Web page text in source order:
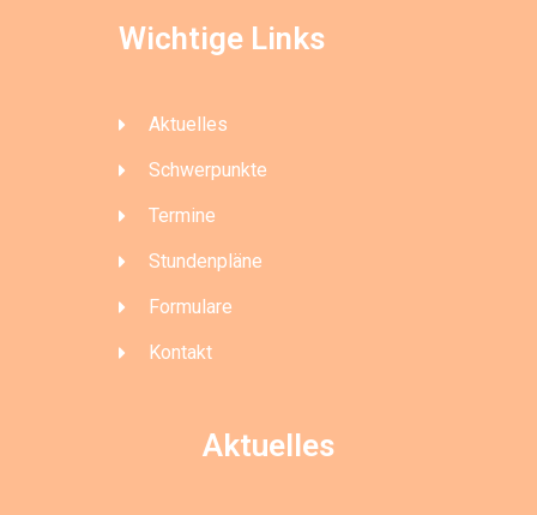
Wichtige Links
Aktuelles
Schwerpunkte
Termine
Stundenpläne
Formulare
Kontakt
Aktuelles